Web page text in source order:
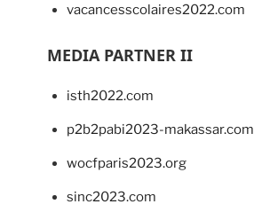
vacancesscolaires2022.com
MEDIA PARTNER II
isth2022.com
p2b2pabi2023-makassar.com
wocfparis2023.org
sinc2023.com